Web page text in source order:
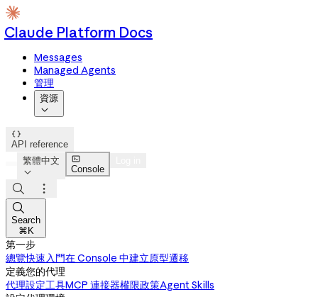
Claude Platform Docs
Messages
Managed Agents
管理
資源


API reference
繁體中文


Console



Search
⌘K
第一步
總覽快速入門在 Console 中建立原型遷移
定義您的代理
代理設定工具MCP 連接器權限政策Agent Skills